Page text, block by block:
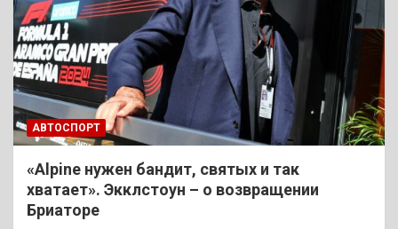
АВТОСПОРТ
«Alpine нужен бандит, святых и так
хватает». Экклстоун – о возвращении
Бриаторе